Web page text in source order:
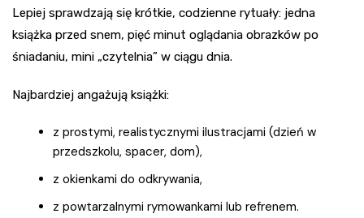
Lepiej sprawdzają się krótkie, codzienne rytuały: jedna
książka przed snem, pięć minut oglądania obrazków po
śniadaniu, mini „czytelnia” w ciągu dnia.
Najbardziej angażują książki:
z prostymi, realistycznymi ilustracjami (dzień w
przedszkolu, spacer, dom),
z okienkami do odkrywania,
z powtarzalnymi rymowankami lub refrenem.